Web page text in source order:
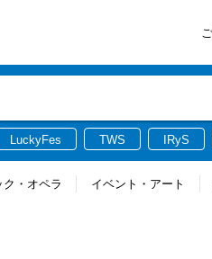
LuckyFes TWS IRyS
ク・オペラ イベント・アート